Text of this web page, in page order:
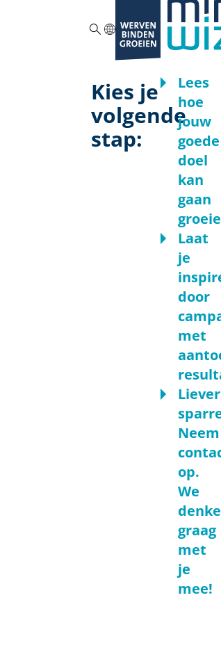
Kies je
volgende
stap:
Lees
hoe
jouw
goede
doel
kan
gaan
Laat
je
door
met
Liever
Neem
op.
We
graag
met
je
mee!